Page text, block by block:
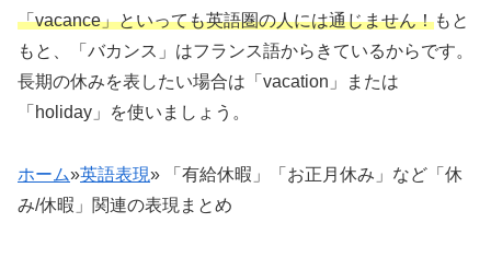
「vacance」といっても英語圏の人には通じません！もと
もと、「バカンス」はフランス語からきているからです。
長期の休みを表したい場合は「vacation」または
「holiday」を使いましょう。
ホーム»英語表現» 「有給休暇」「お正月休み」など「休
み/休暇」関連の表現まとめ